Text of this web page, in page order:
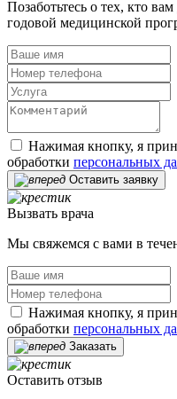
Позаботьтесь о тех, кто
годовой медицинской
Нажимая кнопку, я
обработки персональных
Оставить заявку
Вызвать врача
Мы свяжемся с вами в
Нажимая кнопку, я
обработки персональных
Заказать
Оставить отзыв